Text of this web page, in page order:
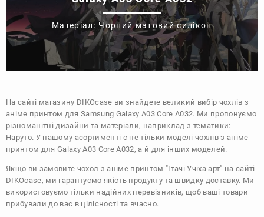
Матеріал: Чорний матовий силікон
На сайті магазину DIKOcase ви знайдете великий вибір чохлів з
аніме принтом для Samsung Galaxy A03 Core A032. Ми пропонуємо
різноманітні дизайни та матеріали, наприклад з тематики:
Наруто. У нашому асортименті є не тільки моделі чохлів з аніме
принтом для Galaxy A03 Core A032, а й для інших моделей.
Якщо ви замовите чохол з аніме принтом "Ітачі Учіха арт" на сайті
DIKOcase, ми гарантуємо якість продукту та швидку доставку. Ми
використовуємо тільки надійних перевізників, щоб ваші товари
прибували до вас в цілісності та вчасно.